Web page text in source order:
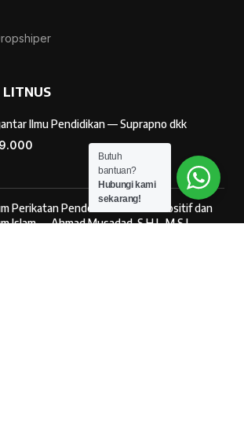
LITNUS
Ilmu Pendidikan — Suprapno dkk
Perikatan Pendekatan Hukum Positif dan
Islam — Ahmad Musadad, S.H.I., M.S.I.
Butuh
bantuan?
Hubungi kami
sekarang!